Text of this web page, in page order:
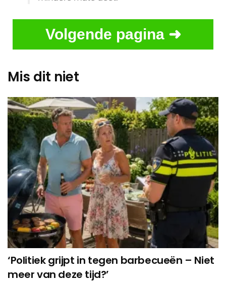
Volgende pagina ➜
Mis dit niet
‘Politiek grijpt in tegen barbecueën – Niet
meer van deze tijd?’